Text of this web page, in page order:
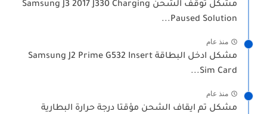
مشكل توقف الشحن Samsung J3 2017 J330 Charging
Paused Solution...
منذ عام
مشكل ادخل البطاقة Samsung J2 Prime G532 Insert
Sim Card...
منذ عام
مشكل تم ايقاف الشحن مؤقتا درجة حرارة البطارية